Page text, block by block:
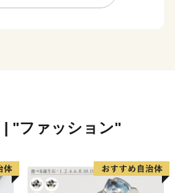
大阪府池田市と箕面市に、西は
猪名川“が市を縦断するように
市中部の多田の地を本拠に有力
ことから「清和源氏発祥の地」
| "ファッション"